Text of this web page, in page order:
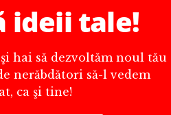
ideii tale!
hai să dezvoltăm noul tău
nerăbdători să-l vedem
ca şi tine!